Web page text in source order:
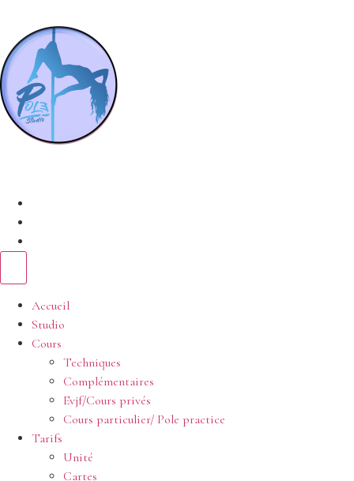
Accueil
Studio
Cours
Techniques
Complémentaires
Evjf/Cours privés
Cours particulier/ Pole practice
Tarifs
Unité
Cartes